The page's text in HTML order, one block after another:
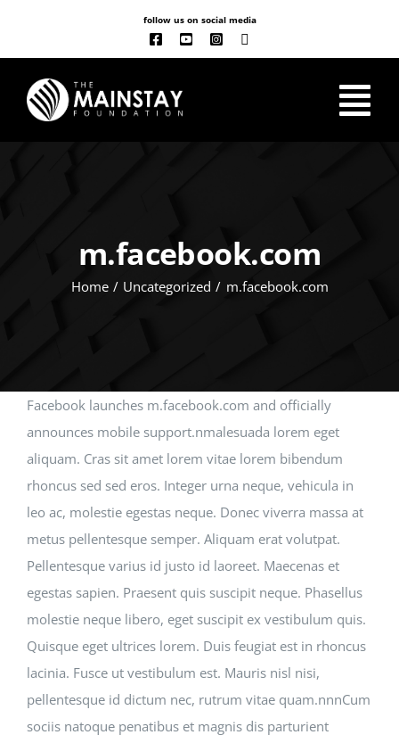
follow us on social media
CLASSES NEW
SEARCH
FOR:
m.facebook.com
Home Uncategorized m.facebook.com
Facebook launches m.facebook.com and officially
announces mobile support.nmalesuada lorem eget
aliquam. Cras sit amet lorem vitae lorem bibendum
rhoncus sed sed eros. Integer urna neque, vehicula in
leo ac, molestie egestas neque. Donec viverra massa at
metus pellentesque semper. Aliquam erat volutpat.
Pellentesque varius id justo id laoreet. Maecenas et
egestas sapien. Praesent quis suscipit neque. Phasellus
molestie neque libero, eget suscipit ex vestibulum quis.
Quisque eget ultrices lorem. Duis feugiat est in rhoncus
lacinia. Fusce ut vestibulum est. Mauris nisl nisi,
pellentesque id dictum nec, rutrum vitae quam.nnnCum
sociis natoque penatibus et magnis dis parturient